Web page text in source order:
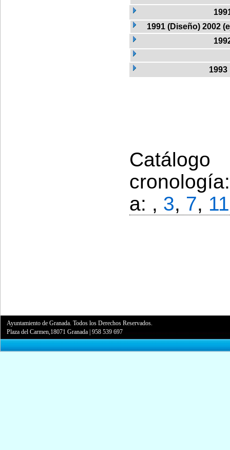
1991 (Diseño) 2002
1993
a: , 3, 7, 11
Ayuntamiento de Granada. Todos los Derechos Reservados.
Plaza del Carmen,18071 Granada |958 539 697